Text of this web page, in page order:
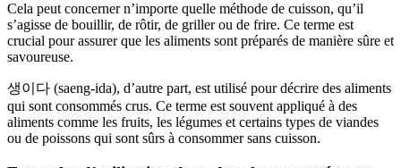
Cela peut concerner n’importe quelle méthode de cuisson, qu’il
s’agisse de bouillir, de rôtir, de griller ou de frire. Ce terme est
crucial pour assurer que les aliments sont préparés de manière sûre et
savoureuse.
생이다 (saeng-ida), d’autre part, est utilisé pour décrire des aliments
qui sont consommés crus. Ce terme est souvent appliqué à des
aliments comme les fruits, les légumes et certains types de viandes
ou de poissons qui sont sûrs à consommer sans cuisson.